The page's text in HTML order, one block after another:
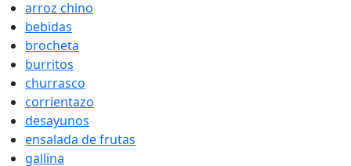
arroz chino
bebidas
brocheta
burritos
churrasco
corrientazo
desayunos
ensalada de frutas
gallina